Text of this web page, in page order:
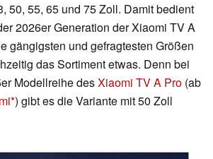
50, 55, 65 und 75 Zoll. Damit bedient
2026er Generation der Xiaomi TV A
gängigsten und gefragtesten Größen
das Sortiment etwas. Denn bei
Modellreihe desXiaomi TV A Pro (ab
) gibt es die Variante mit 50 Zoll